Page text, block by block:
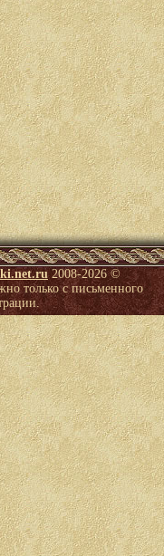
2008-2026 ©
только с письменного